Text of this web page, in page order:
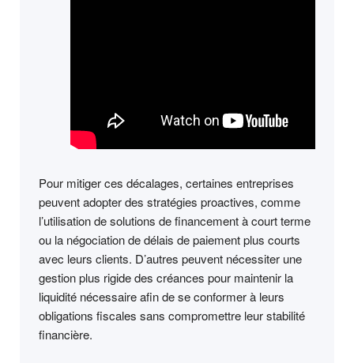
Pour mitiger ces décalages, certaines entreprises
peuvent adopter des stratégies proactives, comme
l’utilisation de solutions de financement à court terme
ou la négociation de délais de paiement plus courts
avec leurs clients. D’autres peuvent nécessiter une
gestion plus rigide des créances pour maintenir la
liquidité nécessaire afin de se conformer à leurs
obligations fiscales sans compromettre leur stabilité
financière.